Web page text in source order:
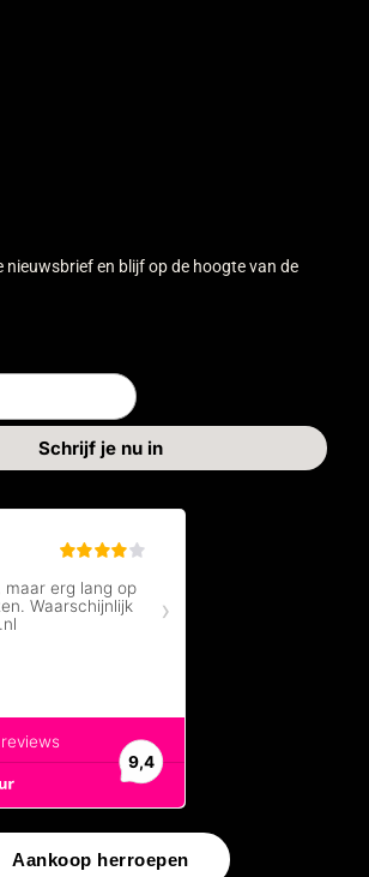
nieuwsbrief en blijf op de hoogte van de
Aankoop herroepen